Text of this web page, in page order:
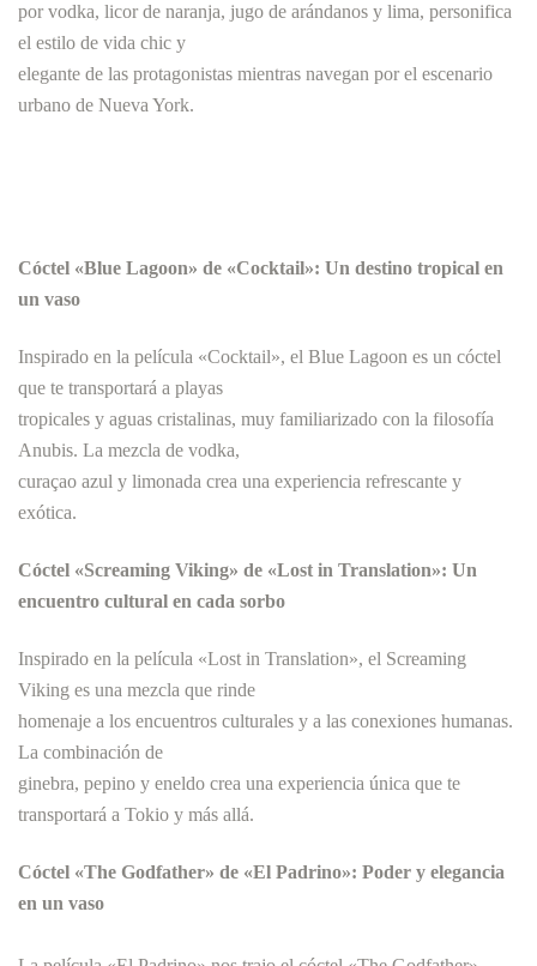
por vodka, licor de naranja, jugo de arándanos y lima, personifica
el estilo de vida chic y
elegante de las protagonistas mientras navegan por el escenario
urbano de Nueva York.
Cóctel «Blue Lagoon» de «Cocktail»: Un destino tropical en
un vaso
Inspirado en la película «Cocktail», el Blue Lagoon es un cóctel
que te transportará a playas
tropicales y aguas cristalinas, muy familiarizado con la filosofía
Anubis. La mezcla de vodka,
curaçao azul y limonada crea una experiencia refrescante y
exótica.
Cóctel «Screaming Viking» de «Lost in Translation»: Un
encuentro cultural en cada sorbo
Inspirado en la película «Lost in Translation», el Screaming
Viking es una mezcla que rinde
homenaje a los encuentros culturales y a las conexiones humanas.
La combinación de
ginebra, pepino y eneldo crea una experiencia única que te
transportará a Tokio y más allá.
Cóctel «The Godfather» de «El Padrino»: Poder y elegancia
en un vaso